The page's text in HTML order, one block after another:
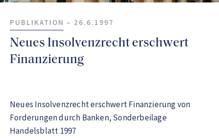
PUBLIKATION – 26.6.1997
Neues Insolvenzrecht erschwert
Finanzierung
Neues Insolvenzrecht erschwert Finanzierung von
Forderungen durch Banken, Sonderbeilage
Handelsblatt 1997